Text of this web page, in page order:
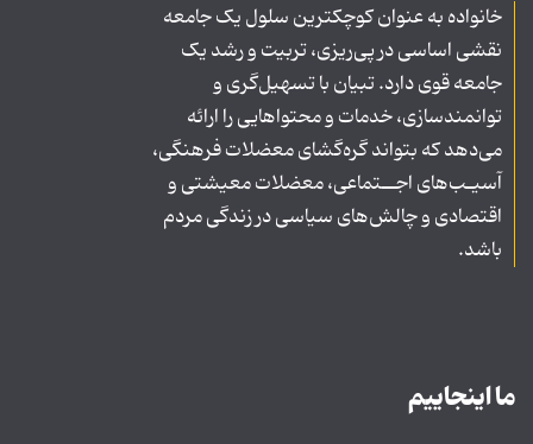
خانواده به عنوان کوچکترین سلول یک جامعه
نقشی اساسی در پی‌ریزی، تربیت و رشد یک
جامعه قوی دارد. تبیان با تسهیل‌گری و
توانمندسازی، خدمات و محتواهایی را ارائه
می‌دهد که بتواند گره‌گشای معضلات فرهنگی،
آسیـب‌های اجــتماعی، معضلات معیشتی و
اقتصادی و چالش‌های سیاسی در زندگی مردم
باشد.
ما اینجاییم